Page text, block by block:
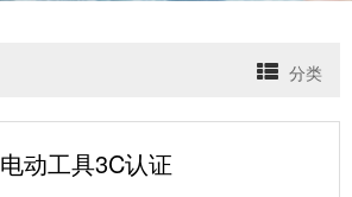
分类
电动工具3C认证